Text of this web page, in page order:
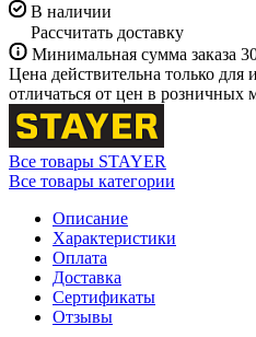
В наличии
Рассчитать доставку
Минимальная сумма заказа
Цена действительна только для
отличаться от цен в розничных
Все товары STAYER
Все товары категории
Описание
Характеристики
Оплата
Доставка
Сертификаты
Отзывы